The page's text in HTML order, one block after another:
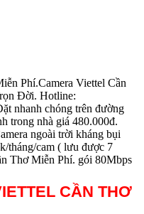
Phí.Camera Viettel Cần
Đời. Hotline:
nhanh chóng trên đường
trong nhà giá 480.000đ.
ngoài trời kháng bụi
tháng/cam ( lưu được 7
Thơ Miễn Phí. gói 80Mbps
CẦN THƠ